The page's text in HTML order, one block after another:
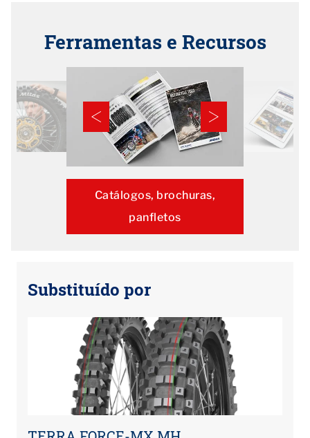
Ferramentas e Recursos
Catálogos, brochuras,
panfletos
Substituído por